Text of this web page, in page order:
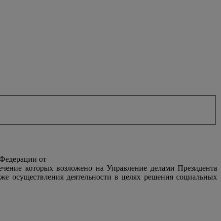
от
которых возложено на Управление делами Президента
осуществления деятельности в целях решения социальных